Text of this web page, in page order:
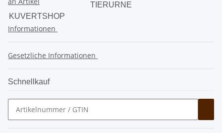
KUVERTSHOP
TIERURNE
Informationen
Gesetzliche Informationen
Schnellkauf